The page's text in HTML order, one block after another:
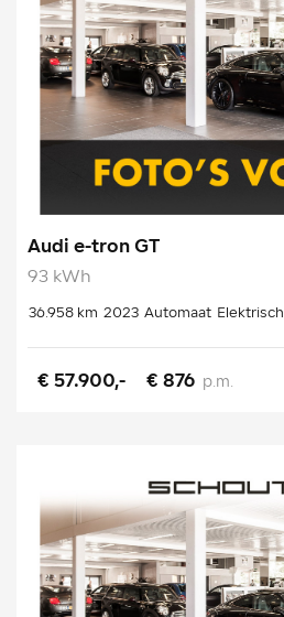
Audi e-tron GT
93 kWh
36.958 km 2023 Automaat Elektrisch
€ 57.900,- € 876 p.m.